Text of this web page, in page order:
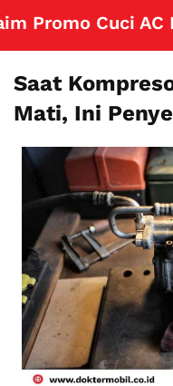
Cuci AC Mobil
Saat
Mati, Ini